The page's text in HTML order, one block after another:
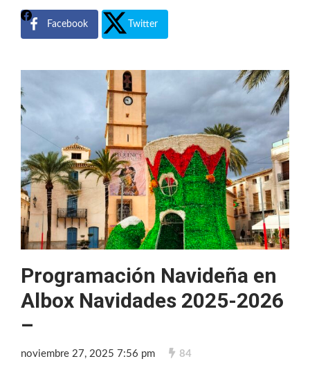
Facebook Twitter
Programación Navideña en
Albox Navidades 2025-2026
–
noviembre 27, 2025 7:56 pm 84